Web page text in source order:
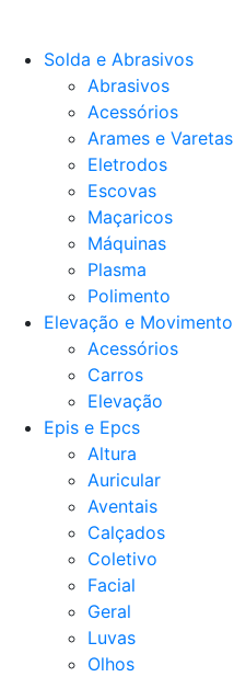
Solda e Abrasivos
Abrasivos
Acessórios
Arames e Varetas
Eletrodos
Escovas
Maçaricos
Máquinas
Plasma
Polimento
Elevação e Movimento
Acessórios
Carros
Elevação
Epis e Epcs
Altura
Auricular
Aventais
Calçados
Coletivo
Facial
Geral
Luvas
Olhos